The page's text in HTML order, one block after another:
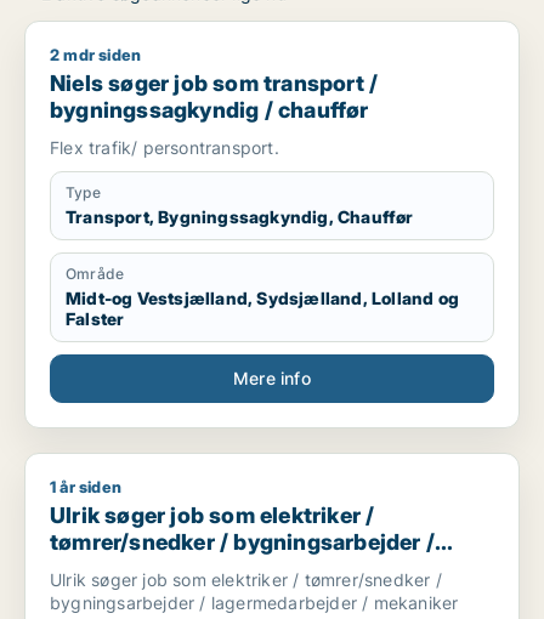
Niels søger job som transport / bygningssagkyndig /
2 mdr siden
Niels søger job som transport /
bygningssagkyndig / chauffør
Flex trafik/ persontransport.
Type
Transport, Bygningssagkyndig, Chauffør
Område
Midt-og Vestsjælland, Sydsjælland, Lolland og
Falster
Mere info
Ulrik søger job som elektriker / tømrer/snedker /
1 år siden
Ulrik søger job som elektriker /
tømrer/snedker / bygningsarbejder /
lagermedarbejder / mekaniker
Ulrik søger job som elektriker / tømrer/snedker /
bygningsarbejder / lagermedarbejder / mekaniker